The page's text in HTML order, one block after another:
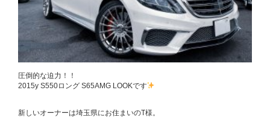
圧倒的な迫力！！
2015y S550ロング S65AMG LOOKです
新しいオーナーは埼玉県にお住まいのT様。